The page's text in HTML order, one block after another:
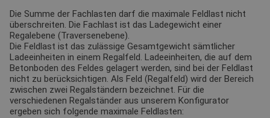
Die Summe der Fachlasten darf die maximale Feldlast nicht
überschreiten. Die Fachlast ist das Ladegewicht einer
Regalebene (Traversenebene).
Die Feldlast ist das zulässige Gesamtgewicht sämtlicher
Ladeeinheiten in einem Regalfeld. Ladeeinheiten, die auf dem
Betonboden des Feldes gelagert werden, sind bei der Feldlast
nicht zu berücksichtigen. Als Feld (Regalfeld) wird der Bereich
zwischen zwei Regalständern bezeichnet. Für die
verschiedenen Regalständer aus unserem Konfigurator
ergeben sich folgende maximale Feldlasten: